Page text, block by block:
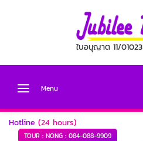
ใบอนุญาต 11/01023
Menu
Hotline (24 hours)
TOUR : NONG : 084-088-9909